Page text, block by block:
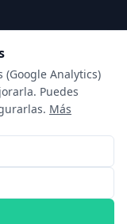
(Google Analytics)
Puedes
Más